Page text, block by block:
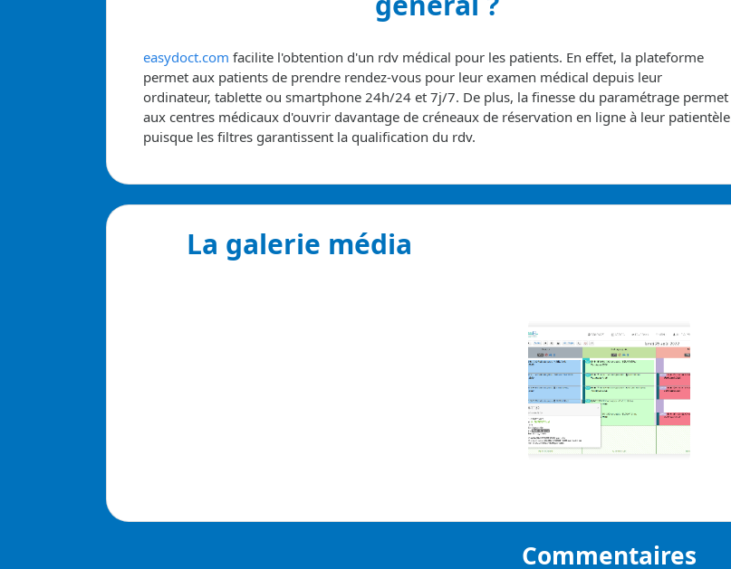
easydoct.com facilite l'obtention d'un rdv médical pour les patients. En effet, la plateforme
permet aux patients de prendre rendez-vous pour leur examen médical depuis leur
ordinateur, tablette ou smartphone 24h/24 et 7j/7. De plus, la finesse du paramétrage permet
aux centres médicaux d'ouvrir davantage de créneaux de réservation en ligne à leur patientèle
puisque les filtres garantissent la qualification du rdv.
La galerie média
Commentaires